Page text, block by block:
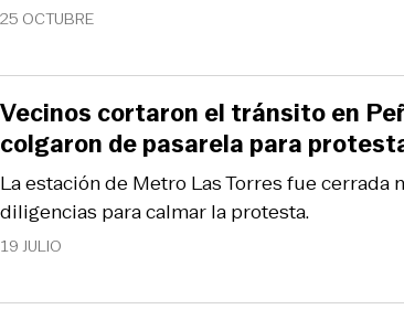
25 OCTUBRE
19 JULIO
La estación de Metro Las Torres fue cerrada
diligencias para calmar la protesta.
Vecinos cortaron el tránsito en
colgaron de pasarela para